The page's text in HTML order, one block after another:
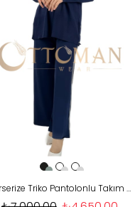
Merserize Triko Pantolonlu Takım Lacivert OTW2539